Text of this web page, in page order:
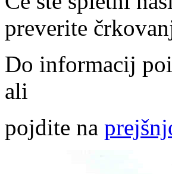
preverite
Do informacij
ali
pojdite na